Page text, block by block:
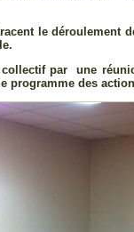
le déroulement
collectif par une
programme des